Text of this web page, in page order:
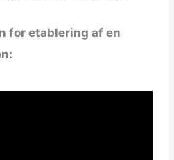
for etablering af en